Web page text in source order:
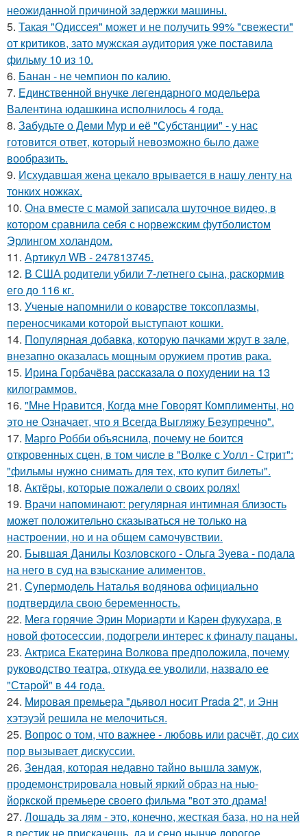
неожиданной причиной задержки машины.
5. Такая "Одиссея" может и не получить 99% "свежести"
от критиков, зато мужская аудитория уже поставила
фильму 10 из 10.
6. Банан - не чемпион по калию.
7. Единственной внучке легендарного модельера
Валентина юдашкина исполнилось 4 года.
8. Забудьте о Деми Мур и её "Субстанции" - у нас
готовится ответ, который невозможно было даже
вообразить.
9. Исхудавшая жена цекало врывается в нашу ленту на
тонких ножках.
10. Она вместе с мамой записала шуточное видео, в
котором сравнила себя с норвежским футболистом
Эрлингом холандом.
11. Артикул WB - 247813745.
12. В США родители убили 7-летнего сына, раскормив
его до 116 кг.
13. Ученые напомнили о коварстве токсоплазмы,
переносчиками которой выступают кошки.
14. Популярная добавка, которую пачками жрут в зале,
внезапно оказалась мощным оружием против рака.
15. Ирина Горбачёва рассказала о похудении на 13
килограммов.
16. "Мне Нравится, Когда мне Говорят Комплименты, но
это не Означает, что я Всегда Выгляжу Безупречно".
17. Марго Робби объяснила, почему не боится
откровенных сцен, в том числе в "Волке с Уолл - Стрит":
"фильмы нужно снимать для тех, кто купит билеты".
18. Актёры, которые пожалели о своих ролях!
19. Врачи напоминают: регулярная интимная близость
может положительно сказываться не только на
настроении, но и на общем самочувствии.
20. Бывшая Данилы Козловского - Ольга Зуева - подала
на него в суд на взыскание алиментов.
21. Супермодель Наталья водянова официально
подтвердила свою беременность.
22. Мега горячие Эрин Мориарти и Карен фукухара, в
новой фотосессии, подогрели интерес к финалу пацаны.
23. Актриса Екатерина Волкова предположила, почему
руководство театра, откуда ее уволили, назвало ее
"Старой" в 44 года.
24. Мировая премьера "дьявол носит Prada 2", и Энн
хэтэуэй решила не мелочиться.
25. Вопрос о том, что важнее - любовь или расчёт, до сих
пор вызывает дискуссии.
26. Зендая, которая недавно тайно вышла замуж,
продемонстрировала новый яркий образ на нью-
йоркской премьере своего фильма "вот это драма!
27. Лошадь за лям - это, конечно, жесткая база, но на ней
в рестик не прискачешь, да и сено нынче дорогое.